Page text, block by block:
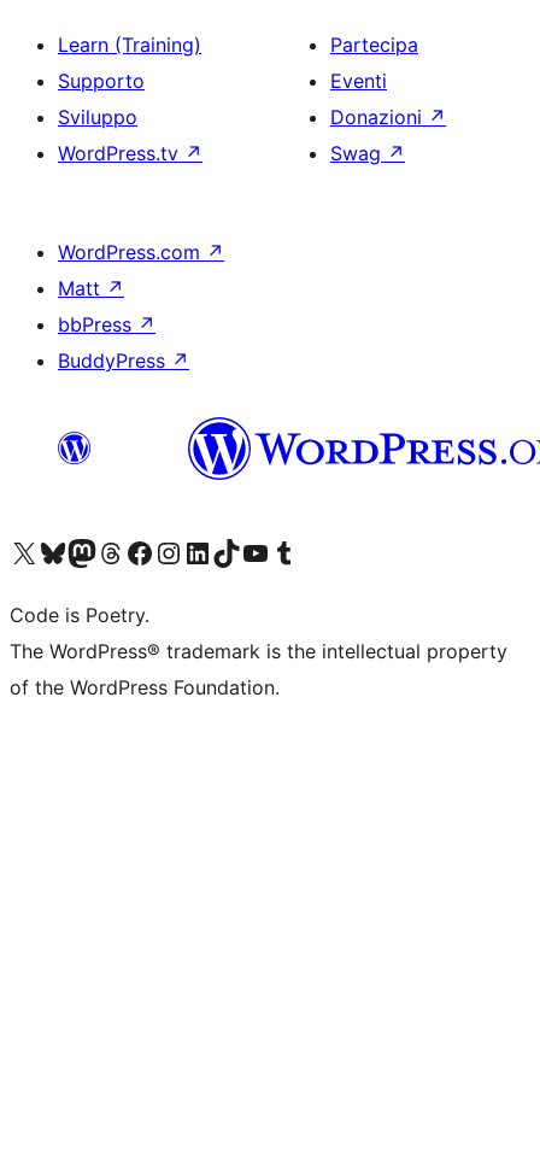
Learn (Training)
Supporto
Sviluppo
WordPress.tv ↗
Partecipa
Eventi
Donazioni ↗
Swag ↗
WordPress.com ↗
Matt ↗
bbPress ↗
BuddyPress ↗
Visita il nostro account X (ex Twitter)
Visita il nostro account Bluesky
Visita il nostro account Mastodon
Visita il nostro account Threads
Visita la nostra pagina Facebook
Visita il nostro account Instagram
Visita il nostro account LinkedIn
Visita il nostro account TikTok
Visita il nostro canale YouTube
Visita il nostro account Tumblr
Code is Poetry.
The WordPress® trademark is the intellectual property
of the WordPress Foundation.